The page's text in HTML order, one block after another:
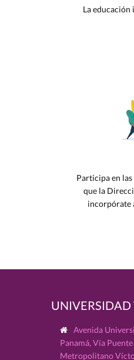
La
Participa en
que la
incorpórate
Avenida
Panamá, Vía
Metropolitano